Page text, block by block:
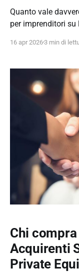
Quanto vale
per imprenditori
16 apr 20263 min di
Chi
Acquirenti
Private